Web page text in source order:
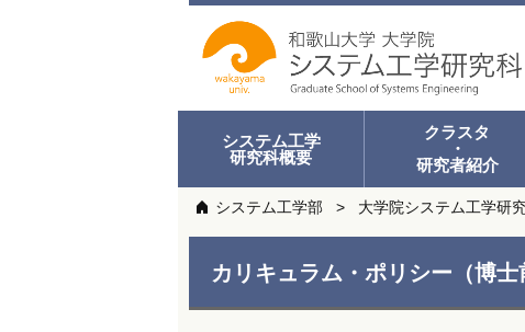
システム工学
研究科概要
クラスタ
・
研究者紹介
システム工学部 大学院システム工学研
カリキュラム・ポリシー（博